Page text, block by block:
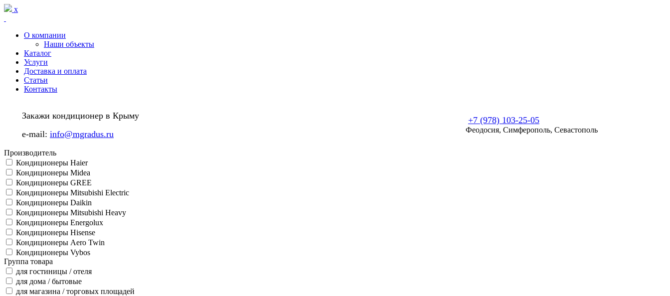
Перейти к основному содержанию
x
О компании
Наши объекты
Каталог
Услуги
Доставка и оплата
Статьи
Контакты
Закажи кондиционер в Крыму
e-mail: info@mgradus.ru
+7 (978) 103-25-05
Феодосия, Симферополь, Севастополь
Производитель
Кондиционеры Haier
Кондиционеры Midea
Кондиционеры GREE
Кондиционеры Mitsubishi Electric
Кондиционеры Daikin
Кондиционеры Mitsubishi Heavy
Кондиционеры Energolux
Кондиционеры Hisense
Кондиционеры Aero Twin
Кондиционеры Vybos
Группа товара
для гостиницы / отеля
для дома / бытовые
для магазина / торговых площадей